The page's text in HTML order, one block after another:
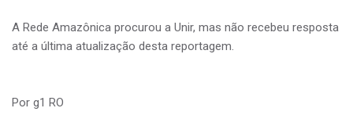
A Rede Amazônica procurou a Unir, mas não recebeu resposta
até a última atualização desta reportagem.
Por g1 RO